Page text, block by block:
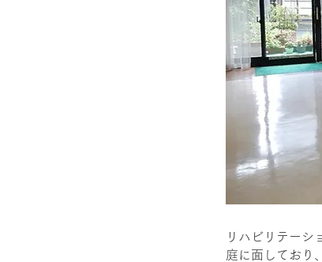
リハビリテーシ
庭に面しており